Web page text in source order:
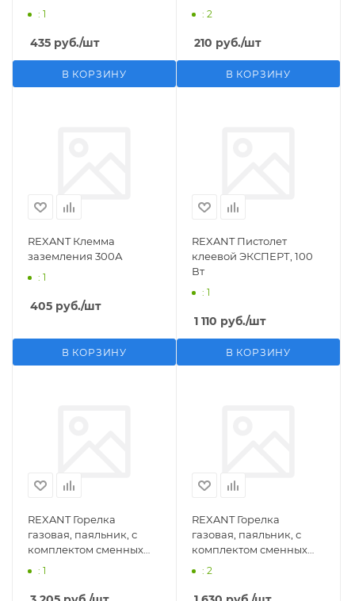
: 1
435 руб./шт
В КОРЗИНУ
: 2
210 руб./шт
В КОРЗИНУ
REXANT Клемма
заземления 300А
: 1
405 руб./шт
В КОРЗИНУ
REXANT Пистолет
клеевой ЭКСПЕРТ, 100
Вт
: 1
1 110 руб./шт
В КОРЗИНУ
REXANT Горелка
газовая, паяльник, с
комплектом сменных
насадок, 11 предметов
: 1
REXANT Горелка
газовая, паяльник, с
комплектом сменных
насадок, 3 предмета
: 2